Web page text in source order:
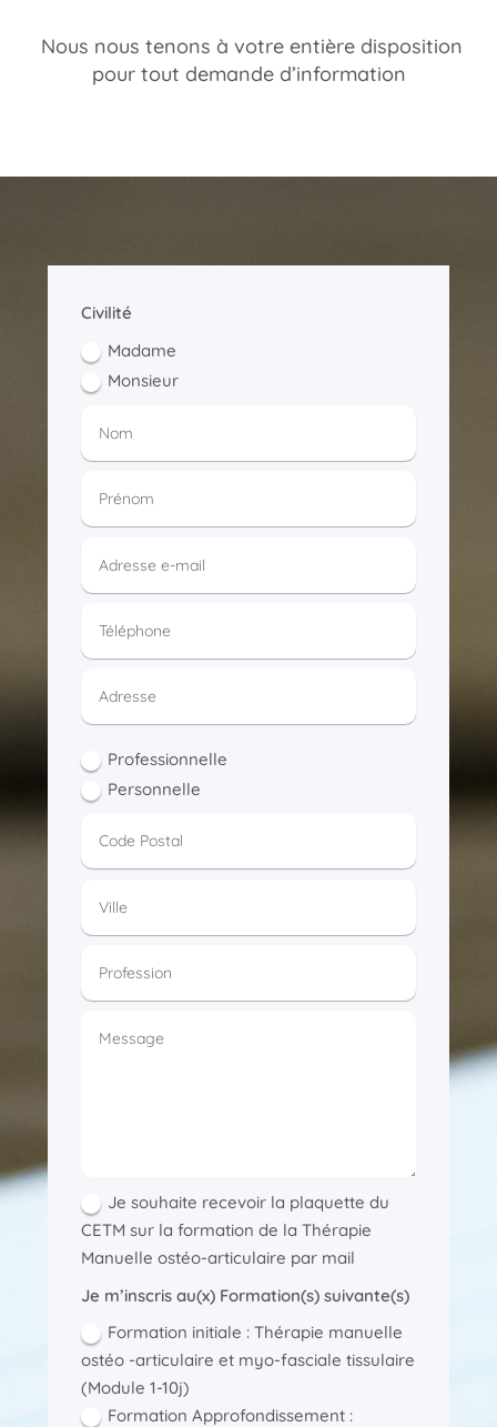
Nous nous tenons à votre entière disposition
pour tout demande d’information
Civilité
Madame
Monsieur
Professionnelle
Personnelle
Je souhaite recevoir la plaquette du
CETM sur la formation de la Thérapie
Manuelle ostéo-articulaire par mail
Je m’inscris au(x) Formation(s) suivante(s)
Formation initiale : Thérapie manuelle
ostéo -articulaire et myo-fasciale tissulaire
(Module 1-10j)
Formation Approfondissement :